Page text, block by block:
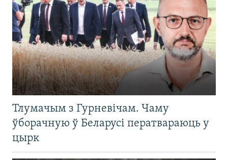
Тлумачым з Гурневічам. Чаму
ўборачную ў Беларусі ператвараюць у
цырк